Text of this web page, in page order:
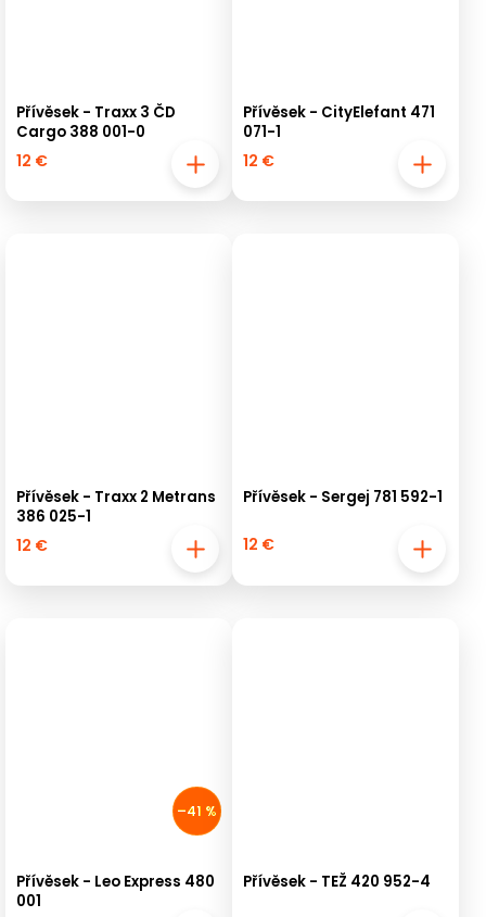
Přívěsek - Traxx 3 ČD
Cargo 388 001-0
12 €
Přívěsek - CityElefant 471
071-1
12 €
Přívěsek - Traxx 2 Metrans
386 025-1
12 €
Přívěsek - Sergej 781 592-1
12 €
–41 %
Přívěsek - Leo Express 480
001
Přívěsek - TEŽ 420 952-4